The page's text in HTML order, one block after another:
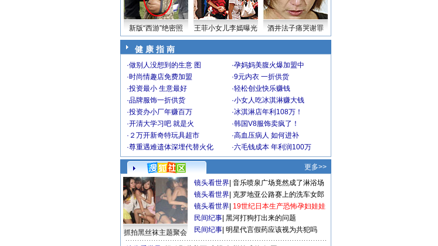
新版“西游”绝密照 王菲小女儿李嫣曝光 酒井法子痛哭谢罪
健 康 指 南
·做别人没想到的生意 图 ·孕妈妈美腹火爆加盟中
·时尚情趣店免费加盟 ·9元内衣 一折供货
·投资最小 生意最好 ·轻松创业快乐赚钱
·品牌服饰一折供货 ·小女人吃冰淇淋赚大钱
·投资办小厂年赚百万 ·冰淇淋店年利108万！
·开清大学习吧 就是火 ·韩国V8服饰卖疯了！
· ２万开新奇特玩具超市 ·高血压病人 如何进补
·尊重遇难遗体深埋代替火化 ·六毛钱成本 年利润100万
更多>>
抓拍黑丝袜主题聚会
镜头看世界 音乐喷泉广场竟然成了淋浴场
镜头看世界 克罗地亚公路赛上的洗车女郎
镜头看世界 19世纪日本生产恐怖孕妇娃娃
民间纪事 黑河打狗打出来的问题
民间纪事 明星代言假药应该视为共犯吗